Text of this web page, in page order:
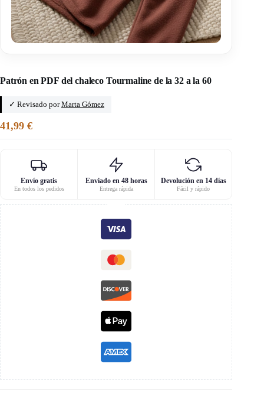
Patrón en PDF del chaleco Tourmaline de la 32 a la 60
✓ Revisado porMarta Gómez
41,99 €
Envío gratis
En todos los pedidos
Enviado en 48 horas
Entrega rápida
Devolución en 14 días
Fácil y rápido